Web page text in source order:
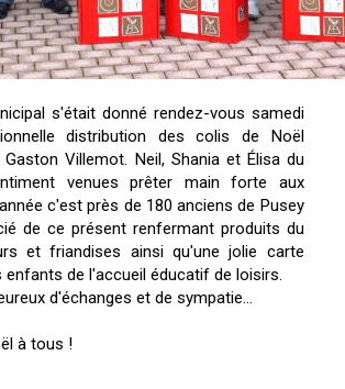
s'était donné rendez-vous samedi
distribution des colis de Noël
Villemot. Neil, Shania et Élisa du
venues prêter main forte aux
c'est près de 180 anciens de Pusey
de ce présent renfermant produits du
et friandises ainsi qu'une jolie carte
enfants de l'accueil éducatif de loisirs.
d'échanges et de sympatie...
à tous !